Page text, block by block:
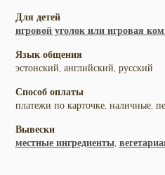
Для детей
игровой уголок или игровая
Язык общения
эстонский, английский, русский
Способ оплаты
платежи по карточке, наличные,
Вывески
местные ингредиенты,